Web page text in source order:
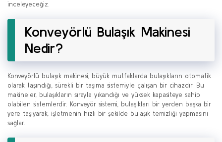
inceleyeceğiz.
Konveyörlü Bulaşık Makinesi
Nedir?
Konveyörlü bulaşık makinesi, büyük mutfaklarda bulaşıkların otomatik
olarak taşındığı, sürekli bir taşıma sistemiyle çalışan bir cihazdır. Bu
makineler, bulaşıkların sırayla yıkandığı ve yüksek kapasiteye sahip
olabilen sistemlerdir. Konveyör sistemi, bulaşıkları bir yerden başka bir
yere taşıyarak, işletmenin hızlı bir şekilde bulaşık temizliği yapmasını
sağlar.